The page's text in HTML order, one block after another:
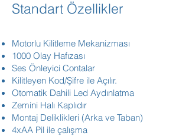
Standart Özellikler
​​​Motorlu Kilitleme Mekanizması
1000 Olay Hafızası
Ses Önleyici Contalar
Kilitleyen Kod/Şifre ile Açılır.
Otomatik Dahili Led Aydınlatma
Zemini Halı Kaplıdır
Montaj Deliklikleri (Arka ve Taban)
4xAA Pil ile çalışma